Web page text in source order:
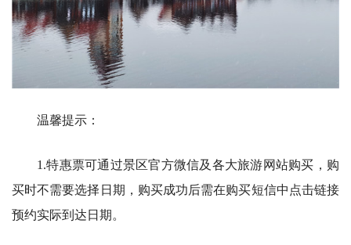
温馨提示：
1.特惠票可通过景区官方微信及各大旅游网站购买，购
买时不需要选择日期，购买成功后需在购买短信中点击链接
预约实际到达日期。